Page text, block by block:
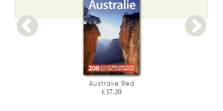
Australie 9ed
£37.20